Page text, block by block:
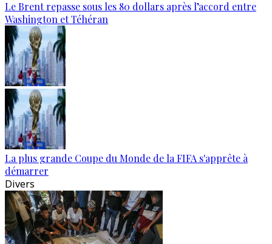
Le Brent repasse sous les 80 dollars après l’accord entre
Washington et Téhéran
La plus grande Coupe du Monde de la FIFA s'apprête à
démarrer
Divers